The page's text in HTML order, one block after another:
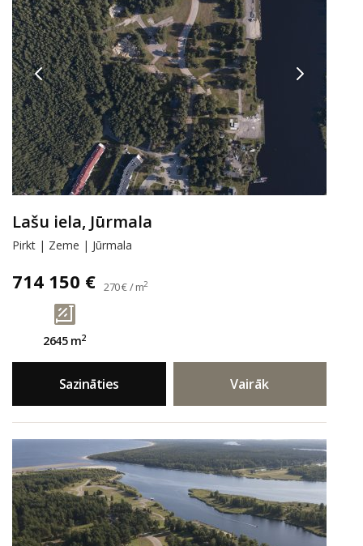
Lašu iela, Jūrmala
Pirkt | Zeme | Jūrmala
714 150 € 270 € / m2
2645 m2
Sazināties Vairāk